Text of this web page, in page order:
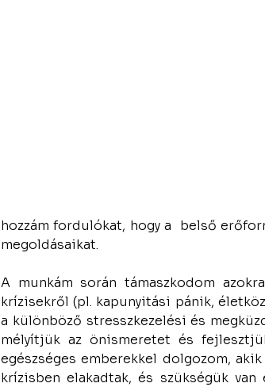
hozzám fordulókat, hogy a  belső
megoldásaikat.
A munkám során támaszkodom
krízisekről (pl. kapunyitási pánik,
a különböző stresszkezelési és
mélyítjük az önismeretet és
egészséges emberekkel dolgozom,
krízisben elakadtak, és szükségük